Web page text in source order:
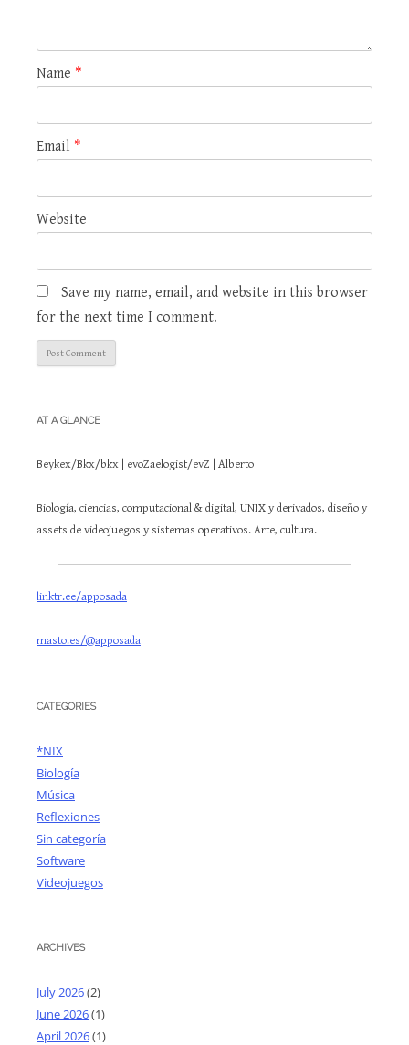
Name *
Email *
Website
Save my name, email, and website in this browser
for the next time I comment.
AT A GLANCE
Beykex/Bkx/bkx | evoZaelogist/evZ | Alberto
Biología, ciencias, computacional & digital, UNIX y derivados, diseño y
assets de videojuegos y sistemas operativos. Arte, cultura.
linktr.ee/apposada
masto.es/@apposada
CATEGORIES
*NIX
Biología
Música
Reflexiones
Sin categoría
Software
Videojuegos
ARCHIVES
July 2026(2)
June 2026(1)
April 2026(1)